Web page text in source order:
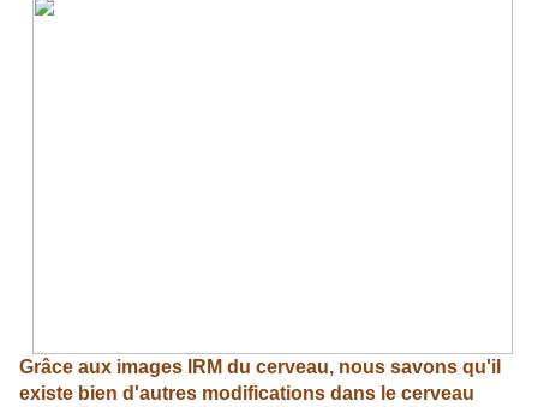
Grâce aux images IRM du cerveau, nous savons qu'il
existe bien d'autres modifications dans le cerveau